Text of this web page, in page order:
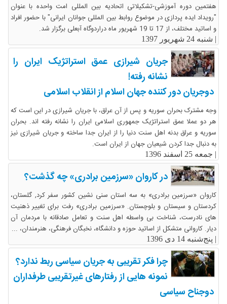
هفتمین دوره آموزشی-تشکیلاتی اتحادیه بین المللی امت واحده با عنوان
"رویداد ایده پردازی در موضوع روابط بین المللی جوانان ایرانی" با حضور افراد
و اساتید مختلف، از 17 تا 19 شهریور ماه دراردوگاه آبعلی برگزار شد.
| شنبه 24 شهریور 1397
جریان شیرازی عمق استراتژیک ایران را
نشانه رفته!
دوجریان دور کننده جهان اسلام از انقلاب اسلامی
وجه مشترک بحران سوریه و پس از آن عراق، با جریان شیرازی در این است که
هر دو عملا عمق استراتژیک جمهوری اسلامی ایران را نشانه رفته اند. بحران
سوریه و عراق بدنه اهل سنت دنیا را از ایران جدا ساخته و جریان شیرازی نیز
به دنبال جدا کردن شیعیان جهان از ایران است.
| جمعه 25 اسفند 1396
در کاروان «سرزمین برادری» چه گذشت؟
کاروان «سرزمین برادری» به سه استان سنی نشین کشور سفر کرد, گلستان،
کردستان و سیستان و بلوچستان. «سرزمین برادری» رفت برای تغییر ذهنیت
های نادرست، شناخت بی واسطه اهل سنت و تعامل صادقانه با مردمان آن
دیار. کاروانی متشکل از اساتید حوزه و دانشگاه، نخبگان فرهنگی، هنرمندان، ...
| پنج‌شنبه 14 دی 1396
چرا فکر تقریبی به جریان سیاسی ربط ندارد؟
نمونه هایی از رفتارهای غیرتقریبی طرفداران
دوجناح سیاسی